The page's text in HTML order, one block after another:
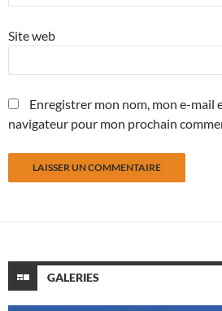
Site web
Enregistrer mon nom, mon e-mail
navigateur pour mon prochain
GALERIES